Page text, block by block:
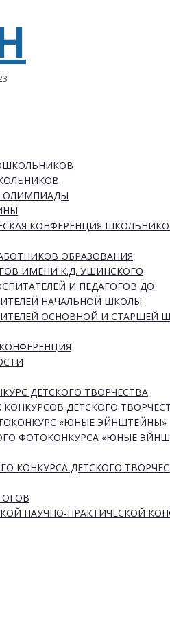
ОЛИМПИАДЫ
КОНФЕРЕНЦИЯ
ОБРАЗОВАНИЯ
ИМЕНИ К.Д. УШИНСКОГО
И ПЕДАГОГОВ ДО
НАЧАЛЬНОЙ ШКОЛЫ
ОСНОВНОЙ И СТАРШЕЙ
ДЕТСКОГО ТВОРЧЕСТВА
ДЕТСКОГО
«ЮНЫЕ ЭЙНШТЕЙНЫ»
ФОТОКОНКУРСА «ЮНЫЕ
КОНКУРСА ДЕТСКОГО
НАУЧНО-ПРАКТИЧЕСКОЙ